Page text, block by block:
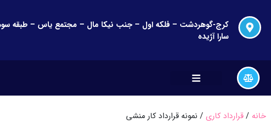
سارا آژیده
خانه / قرارداد کاری / نمونه قرارداد کار منشی